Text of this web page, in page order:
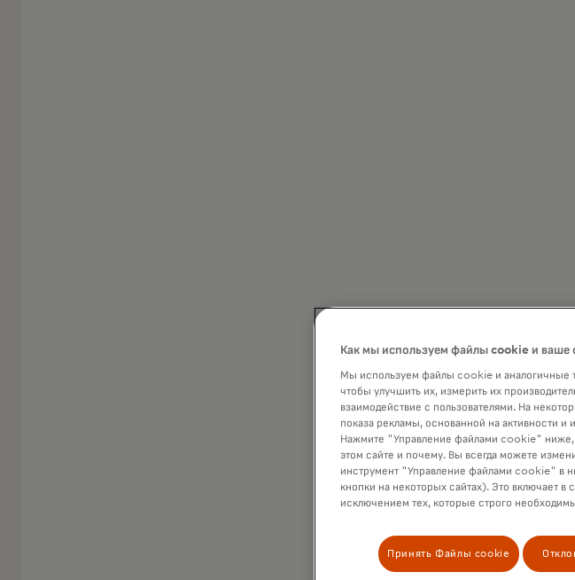
Как мы используем файлы cookie и ваше
Мы используем файлы cookie и
чтобы улучшить их, измерить их
взаимодействие с пользователями. На
показа рекламы, основанной на активности и
Нажмите "Управление файлами cookie"
этом сайте и почему. Вы всегда можете
инструмент "Управление файлами cookie" в
кнопки на некоторых сайтах). Это включает
исключением тех, которые строго
Принять Файлы cookie